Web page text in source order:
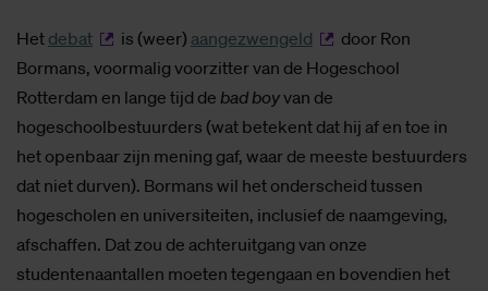
Het debat is (weer) aangezwengeld
door Ron
Bormans, voormalig voorzitter van de Hogeschool
Rotterdam en lange tijd de bad boyvan de
hogeschoolbestuurders (wat betekent dat hij af en toe in
het openbaar zijn mening gaf, waar de meeste bestuurders
dat niet durven). Bormans wil het onderscheid tussen
hogescholen en universiteiten, inclusief de naamgeving,
afschaffen. Dat zou de achteruitgang van onze
studentenaantallen moeten tegengaan en bovendien het